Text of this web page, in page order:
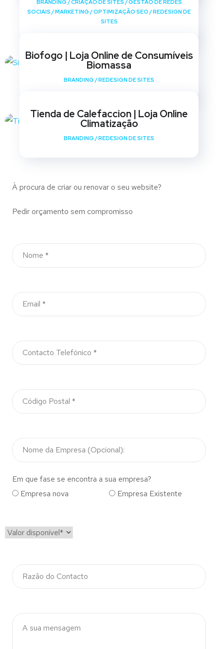
BRANDING /CRIAÇÃO DE SITES /GESTÃO DE REDES
SOCIAIS /MARKETING /OPTIMIZAÇÃO SEO /REDESIGN DE
SITES
Biofogo | Loja Online de Consumíveis
Biomassa
BRANDING /REDESIGN DE SITES
Tienda de Calefaccion | Loja Online
Climatização
BRANDING /REDESIGN DE SITES
À procura de criar ou renovar o seu website?
Pedir orçamento sem compromisso
Em que fase se encontra a sua empresa?
Empresa nova
Empresa Existente